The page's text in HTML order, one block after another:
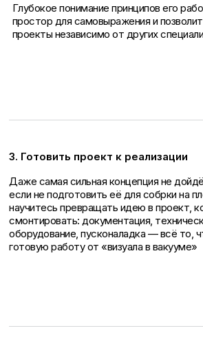
Глубокое понимание принципов его
простор для самовыражения и
проекты независимо от других
3. Готовить проект к реализации
Даже самая сильная концепция не
если не подготовить её для собрки на
научитесь превращать идею в проект,
смонтировать: документация,
оборудование, пусконаладка — всё то,
готовую работу от «визуала в вакууме»